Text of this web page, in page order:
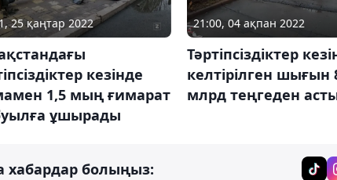
25 қаңтар 2022
кезінде
1,5 мың ғимарат
ұшырады
21:00, 04 ақпан 2022
Тәртіпсіздіктер
келтірілген шығын
млрд теңгеден
хабардар болыңыз: